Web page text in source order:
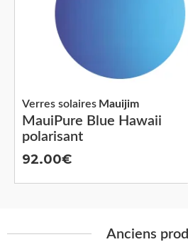
MauiPure Blue Hawaii
polarisant
Verres solaires Mauijim
92.00
Anciens